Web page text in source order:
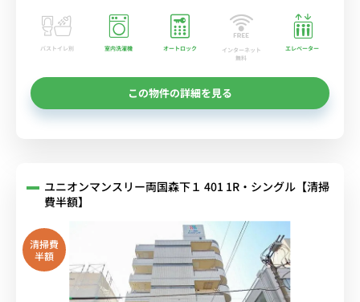
バストイレ別 室内洗濯機 オートロック
インターネット
無料
エレベーター
この物件の詳細を見る
ユニオンマンスリー両国森下１ 401 1R・シングル【清掃
費半額】
清掃費
半額